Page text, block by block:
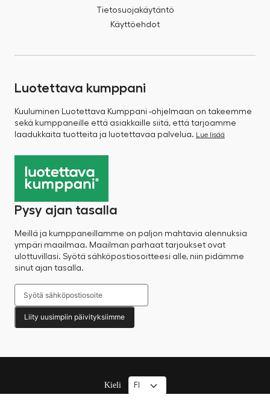
Tietosuojakäytäntö
Käyttöehdot
Luotettava kumppani
Kuuluminen Luotettava Kumppani -ohjelmaan on takeemme
sekä kumppaneille että asiakkaille siitä, että tarjoamme
laadukkaita tuotteita ja luotettavaa palvelua.
Lue lisää
Pysy ajan tasalla
Meillä ja kumppaneillamme on paljon mahtavia alennuksia
ympäri maailmaa. Maailman parhaat tarjoukset ovat
ulottuvillasi. Syötä sähköpostiosoitteesi alle, niin pidämme
sinut ajan tasalla.
Liity uusimpiin päivityksiimme
Kieli